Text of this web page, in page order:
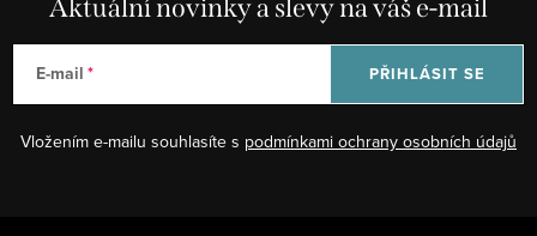
Aktuální novinky a slevy na váš e-mail
E-mail
Vložením e-mailu souhlasíte s podmínkami ochrany osobních údajů
PŘIHLÁSIT SE